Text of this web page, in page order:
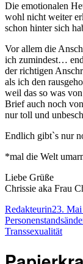
Die emotionalen
wohl nicht weiter
schon hinter sich
Vor allem die
ich zumindest…
der richtigen
als ich den
weil das so was
Brief auch noch
nur toll und
Endlich gibt`s nur
*mal die Welt
Liebe Grüße
Chrissie aka Frau
Autor
Redakteurin
am
23.
Transsexualität